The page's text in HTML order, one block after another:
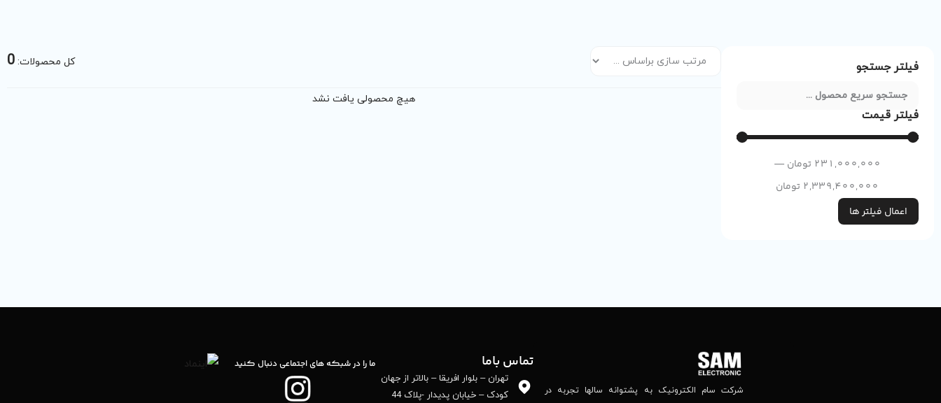
فیلتر جستجو
فیلتر قیمت
231,000,000 تومان —
2,339,400,000 تومان
اعمال فیلتر ها
کل محصولات: 0
هیچ محصولی یافت نشد
شرکت سام الکترونیک به پشتوانه‌ سالها تجربه در
تماس باما
تهران – بلوار افریقا – بالاتر از جهان
کودک – خیابان پدیدار -پلاک 44
ما را در شبکه های اجتماعی دنبال کنید